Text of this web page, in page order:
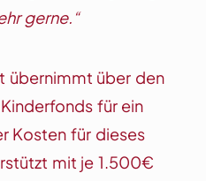
gerne.“
übernimmt über den
für ein
Kosten für dieses
mit je 1.500€